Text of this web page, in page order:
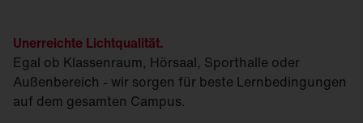
Unerreichte Lichtqualität.
Egal ob Klassenraum, Hörsaal, Sporthalle oder
Außenbereich - wir sorgen für beste Lernbedingungen
auf dem gesamten Campus.